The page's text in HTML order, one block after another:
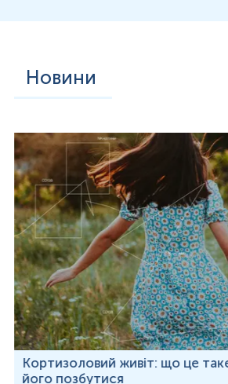
Новини
Кортизоловий живіт: що це
його позбутися